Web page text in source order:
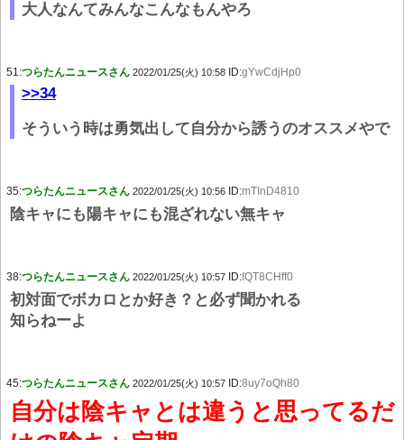
大人なんてみんなこんなもんやろ
51:つらたんニュースさん 2022/01/25(火) 10:58 ID:gYwCdjHp0
>>34
そういう時は勇気出して自分から誘うのオススメやで
35:つらたんニュースさん 2022/01/25(火) 10:56 ID:mTInD4810
陰キャにも陽キャにも混ざれない無キャ
38:つらたんニュースさん 2022/01/25(火) 10:57 ID: IQT8CHff0
初対面でボカロとか好き？と必ず聞かれる
知らねーよ
45:つらたんニュースさん 2022/01/25(火) 10:57 ID:8uy7oQh80
自分は陰キャとは違うと思ってるだ